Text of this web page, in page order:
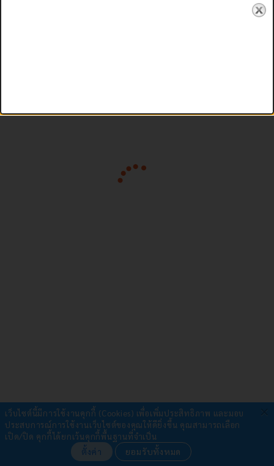
รับชำระผ่าน
เว็บไซต์นี้มีการใช้งานคุกกี้ (Cookies) เพื่อเพิ่มประสิทธิภาพ และมอบ
ประสบการณ์การใช้งานเว็บไซต์ของคุณให้ดียิ่งขึ้น คุณสามารถเลือก
เปิด/ปิด คุกกี้ได้ยกเว้นคุกกี้พื้นฐานที่จำเป็น
ตั้งค่า ยอมรับทั้งหมด